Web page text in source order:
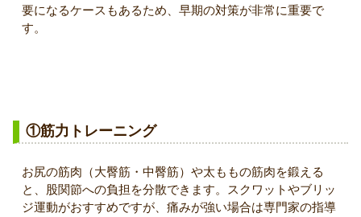
要になるケースもあるため、早期の対策が非常に重要で
す。
①筋力トレーニング
お尻の筋肉（大臀筋・中臀筋）や太ももの筋肉を鍛える
と、股関節への負担を分散できます。スクワットやブリッ
ジ運動がおすすめですが、痛みが強い場合は専門家の指導